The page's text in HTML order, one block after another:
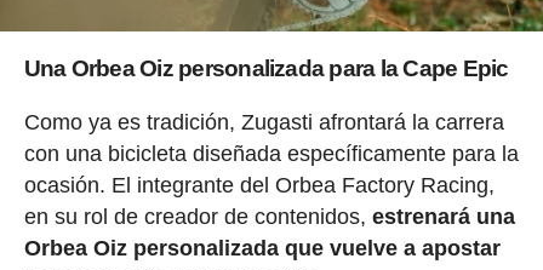
Una Orbea Oiz personalizada para la Cape Epic
Como ya es tradición, Zugasti afrontará la carrera
con una bicicleta diseñada específicamente para la
ocasión. El integrante del Orbea Factory Racing,
en su rol de creador de contenidos, estrenará una
Orbea Oiz personalizada que vuelve a apostar